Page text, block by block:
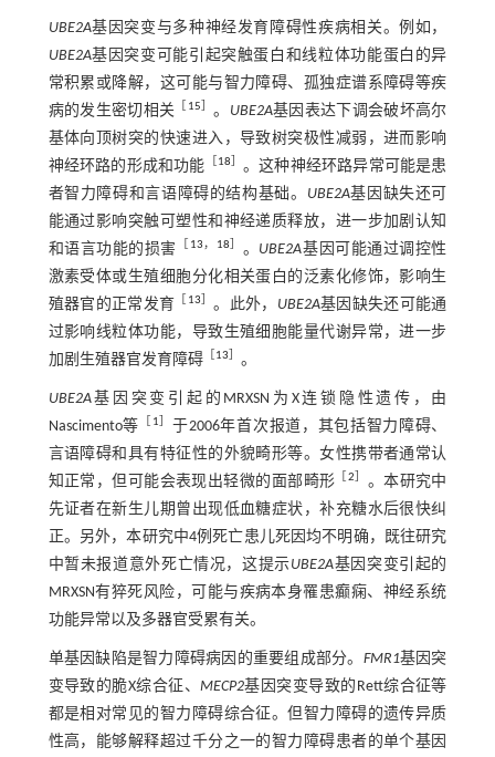
UBE2A基因突变与多种神经发育障碍性疾病相关。例如，
UBE2A基因突变可能引起突触蛋白和线粒体功能蛋白的异
常积累或降解，这可能与智力障碍、孤独症谱系障碍等疾
病的发生密切相关
15 。 UBE2A基因表达下调会破坏高尔
基体向顶树突的快速进入，导致树突极性减弱，进而影响
神经环路的形成和功能
18
。这种神经环路异常可能是患
者智力障碍和言语障碍的结构基础。 UBE2A基因缺失还可
能通过影响突触可塑性和神经递质释放，进一步加剧认知
和语言功能的损害
13， 18 。 UBE2A基因可能通过调控性
激素受体或生殖细胞分化相关蛋白的泛素化修饰，影响生
殖器官的正常发育
13 。此外， UBE2A基因缺失还可能通
过影响线粒体功能，导致生殖细胞能量代谢异常，进一步
加剧生殖器官发育障碍［ 13 。
UBE2A基因突变引起的MRXSN为X连锁隐性遗传，由
Nascimento等
1 ］于2006年首次报道，其包括智力障碍、
言语障碍和具有特征性的外貌畸形等。女性携带者通常认
知正常，但可能会表现出轻微的面部畸形
2
。本研究中
先证者在新生儿期曾出现低血糖症状，补充糖水后很快纠
正。另外，本研究中4例死亡患儿死因均不明确，既往研究
中暂未报道意外死亡情况，这提示UBE2A基因突变引起的
MRXSN有猝死风险，可能与疾病本身罹患癫痫、神经系统
功能异常以及多器官受累有关。
单基因缺陷是智力障碍病因的重要组成部分。 FMR1基因突
变导致的脆X综合征、MECP2基因突变导致的Rett综合征等
都是相对常见的智力障碍综合征。但智力障碍的遗传异质
性高，能够解释超过千分之一的智力障碍患者的单个基因